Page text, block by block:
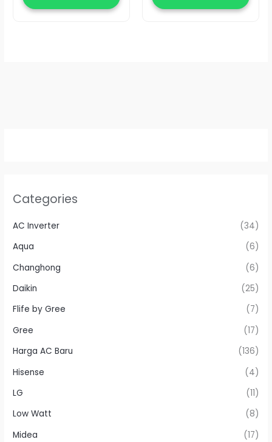
Categories
AC Inverter
(34)
Aqua
(6)
Changhong
(6)
Daikin
(25)
Flife by Gree
(7)
Gree
(17)
Harga AC Baru
(136)
Hisense
(4)
LG
(11)
Low Watt
(8)
Midea
(17)